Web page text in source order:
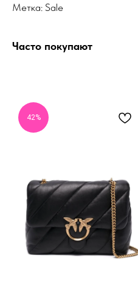
Метка: Sale
Часто покупают
42%